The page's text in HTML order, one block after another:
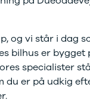
autoriseret
tid på
og vi står i dag
bilhus er
specialister
du er på udkig